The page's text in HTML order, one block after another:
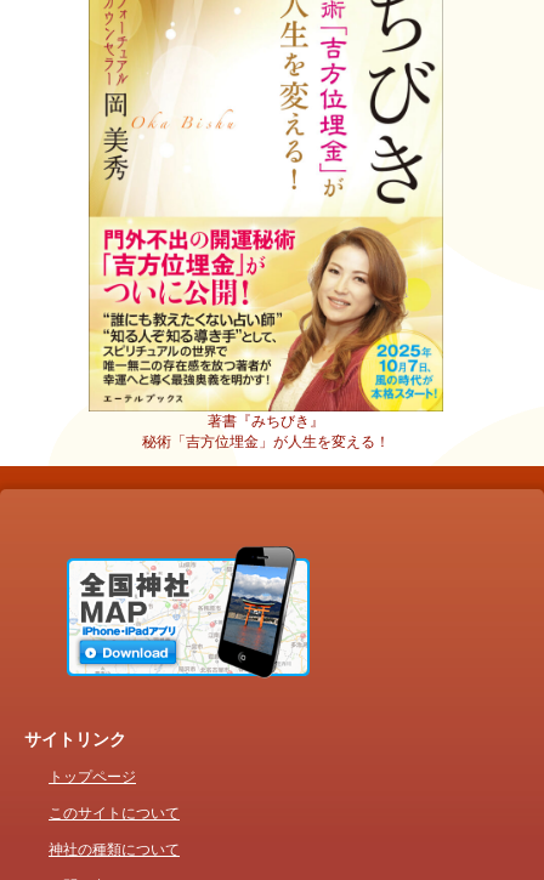
著書『みちびき』
秘術「吉方位埋金」が人生を変える！
サイトリンク
トップページ
このサイトについて
神社の種類について